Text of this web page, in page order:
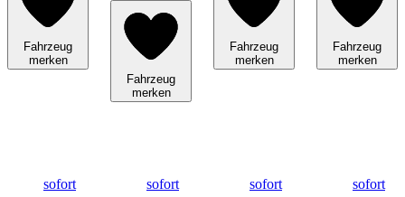
Fahrzeug
merken
Fahrzeug
merken
Fahrzeug
merken
Fahrzeug
merken
sofort
sofort
sofort
sofort